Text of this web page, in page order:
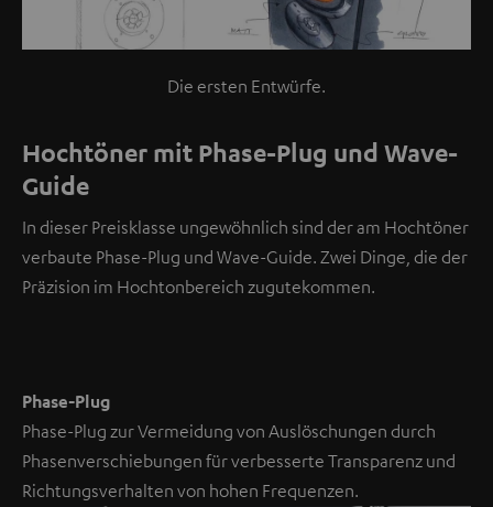
Die ersten Entwürfe.
Hochtöner mit Phase-Plug und Wave-
Guide
In dieser Preisklasse ungewöhnlich sind der am Hochtöner
verbaute Phase-Plug und Wave-Guide. Zwei Dinge, die der
Präzision im Hochtonbereich zugutekommen.
Phase-Plug
Phase-Plug zur Vermeidung von Auslöschungen durch
Phasenverschiebungen für verbesserte Transparenz und
Richtungsverhalten von hohen Frequenzen.